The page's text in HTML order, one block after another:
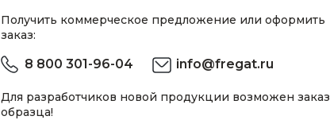
Получить коммерческое предложение или оформить
заказ:
8 800 301-96-04 info@fregat.ru
Для разработчиков новой продукции возможен заказ
образца!